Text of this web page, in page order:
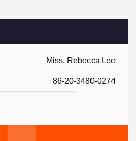
Miss. Rebecca Lee
86-20-3480-0274